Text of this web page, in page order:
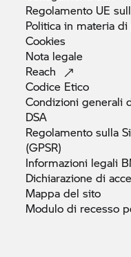
Regolamento UE
Politica in materia di
Cookies
Nota legale
Reach
Codice Etico
Condizioni generali
DSA
Regolamento sulla
(GPSR)
Informazioni legali
Dichiarazione di
Mappa delsito
Modulo di recesso